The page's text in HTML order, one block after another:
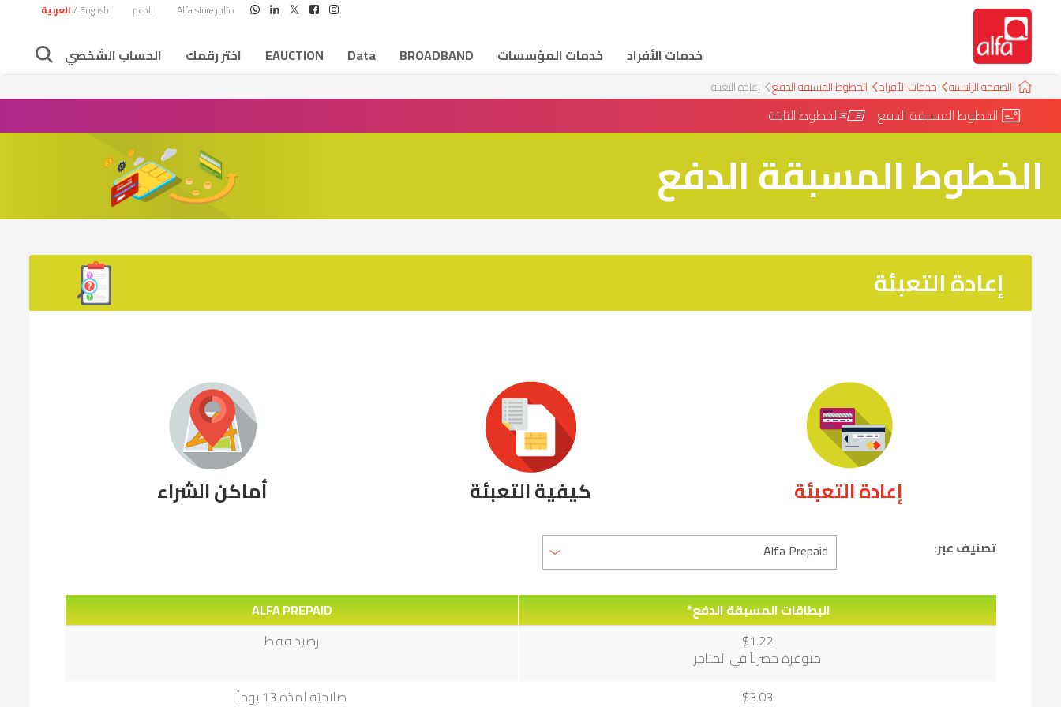
English
/العربية الدعم متاجر Alfa store
خدمات الأفراد خدمات المؤسسات BROADBAND
Data
EAUCTION اختر رقمك الحساب الشخصي
الصفحة الرئيسية خدمات الأفراد الخطوط المسبقة الدفع إعادة التعبئة
الخطوط المسبقة الدفع الخطوط الثابتة
الخطوط المسبقة الدفع
إعادة التعبئة
إعادة التعبئة كيفية التعبئة أماكن الشراء
تصنيف عبر:
البطاقات المسبقة الدفع*
ALFA PREPAID
$1.22
متوفرة حصرياً في المتاجر
رصيد فقط
$3.03 صلاحيّة لمدّة 13 يوماً